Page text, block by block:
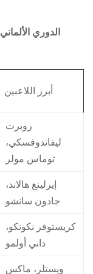
مباريات ‎الدوري الألماني
أبرز اللاعبين
روبرت
ليفاندوفسكي،
توماس مولر
إيرلينغ هالاند،
جادون سانشو
كريستوفر نكونكو،
داني أولمو
ويستلر، ماكس